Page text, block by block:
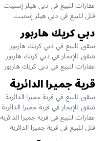
عقارات للبيع في دبي هيلز إستيت
فلل للبيع في دبي هيلز إستيت
دبي كريك هاربور
شقق للبيع في دبي كريك هاربور
شقق للإيجار في دبي كريك هاربور
عقارات للبيع في دبي كريك هاربور
قرية جميرا الدائرية
شقق للبيع في قرية جميرا الدائرية
شقق للإيجار في قرية جميرا الدائرية
عقارات للبيع في قرية جميرا الدائرية
فلل للبيع في قرية جميرا الدائرية